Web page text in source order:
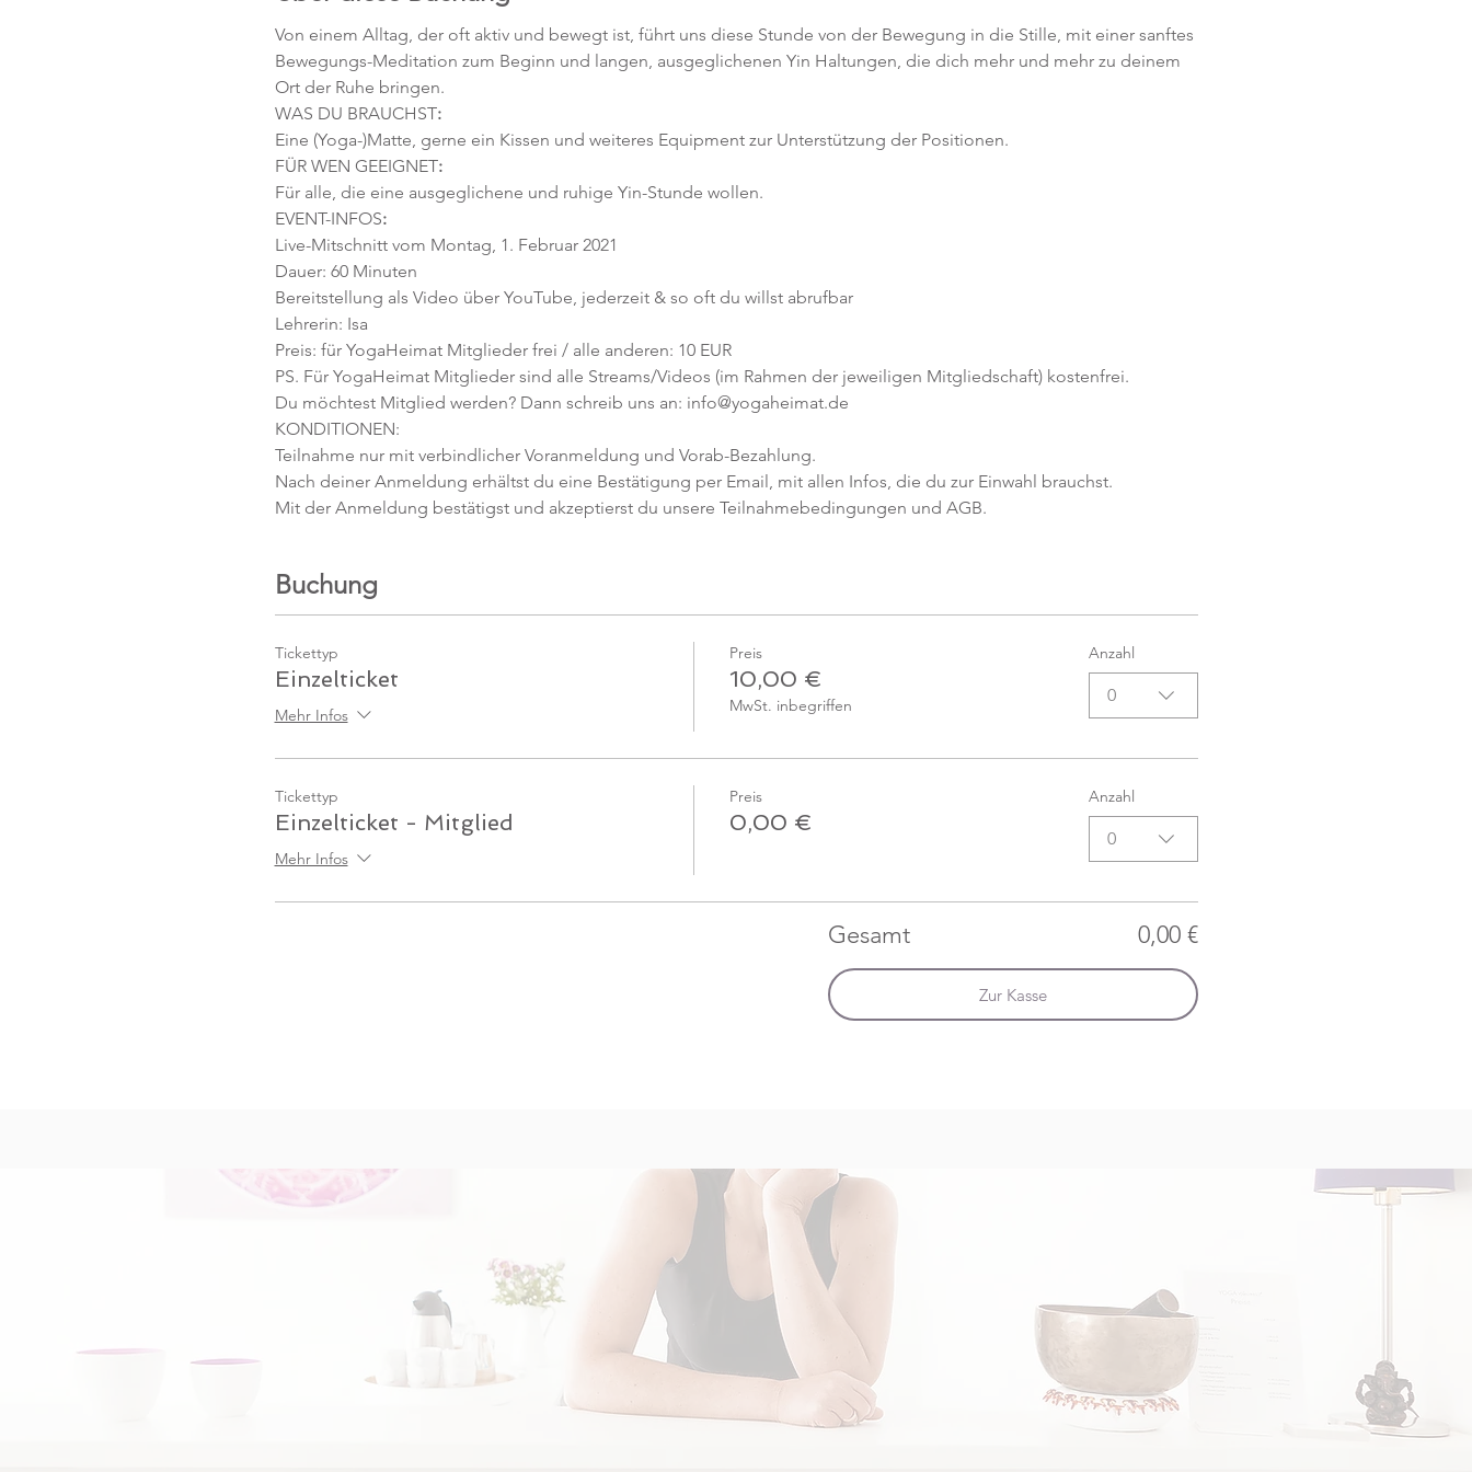
Von einem Alltag, der oft aktiv und bewegt ist, führt uns diese Stunde von der Bewegung in die Stille, mit einer sanftes
Bewegungs-Meditation zum Beginn und langen, ausgeglichenen Yin Haltungen, die dich mehr und mehr zu deinem
Ort der Ruhe bringen.
WAS DU BRAUCHST:
Eine (Yoga-)Matte, gerne ein Kissen und weiteres Equipment zur Unterstützung der Positionen.
FÜR WEN GEEIGNET:
Für alle, die eine ausgeglichene und ruhige Yin-Stunde wollen.
EVENT-INFOS:
Live-Mitschnitt vom Montag, 1. Februar 2021
Dauer: 60 Minuten
Bereitstellung als Video über YouTube, jederzeit & so oft du willst abrufbar
Lehrerin: Isa
Preis: für YogaHeimat Mitglieder frei / alle anderen: 10 EUR
PS. Für YogaHeimat Mitglieder sind alle Streams/Videos (im Rahmen der jeweiligen Mitgliedschaft) kostenfrei.
Du möchtest Mitglied werden? Dann schreib uns an: info@yogaheimat.de
KONDITIONEN:
Teilnahme nur mit verbindlicher Voranmeldung und Vorab-Bezahlung.
Nach deiner Anmeldung erhältst du eine Bestätigung per Email, mit allen Infos, die du zur Einwahl brauchst.
Mit der Anmeldung bestätigst und akzeptierst du unsere Teilnahmebedingungen und AGB.
Buchung
Tickettyp
Einzelticket
Mehr Infos
Preis
10,00 €
MwSt. inbegriffen
Anzahl
0
Tickettyp
Einzelticket - Mitglied
Mehr Infos
Preis
0,00 €
Anzahl
0
Gesamt 0,00 €
Zur Kasse